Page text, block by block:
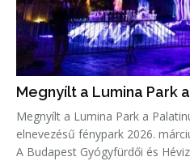
Megnyílt a Lumina Park
Megnyílt a Lumina Park a
elnevezésű fénypark 2026.
A Budapest Gyógyfürdői és